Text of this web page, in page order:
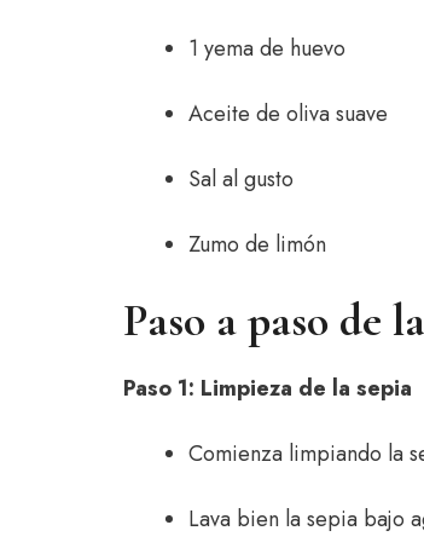
1 yema de huevo
Aceite de oliva suave
Sal al gusto
Zumo de limón
Paso a paso de
Paso 1: Limpieza de la sepia
Comienza limpiando la
Lava bien la sepia bajo